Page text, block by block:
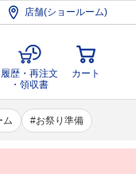
店舗(ショールーム)
履歴・再注文
・領収書
カート
ム お祭り準備
履歴・再注文
・領収書
カート